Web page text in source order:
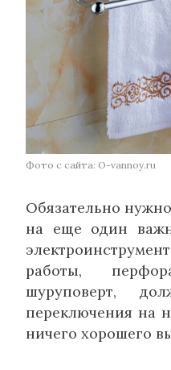
Фото с сайта: O-vannoy.ru
Обязательно
на еще один
работы,
шуруповерт,
переключения на
ничего хорошего